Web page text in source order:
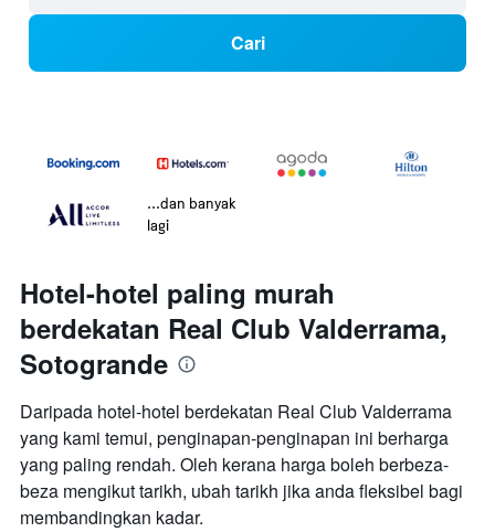
Cari
...dan banyak
lagi
Hotel-hotel paling murah
berdekatan Real Club Valderrama,
Sotogrande
Daripada hotel-hotel berdekatan Real Club Valderrama
yang kami temui, penginapan-penginapan ini berharga
yang paling rendah. Oleh kerana harga boleh berbeza-
beza mengikut tarikh, ubah tarikh jika anda fleksibel bagi
membandingkan kadar.